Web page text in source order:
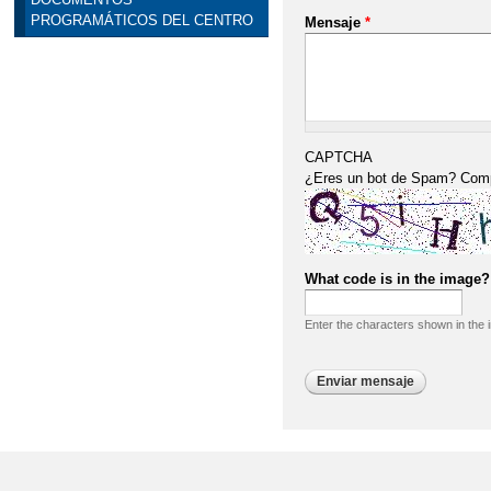
PROGRAMÁTICOS DEL CENTRO
Mensaje *
CAPTCHA
¿Eres un bot de Spam?
What code is in the
Enter the characters shown in the